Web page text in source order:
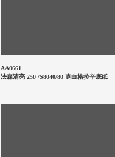
AA0661
法森清亮 250 /S8040/80 克白格拉辛底纸